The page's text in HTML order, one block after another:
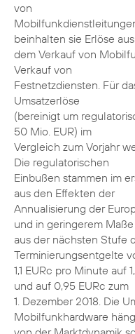
von
beinhalten sie Erlöse aus
dem Verkauf von
Verkauf von
Festnetzdiensten. Für
Umsatzerlöse
(bereinigt um
50 Mio. EUR) im
Vergleich zum Vorjahr
Die regulatorischen
Einbußen stammen im
aus den Effekten der
Annualisierung der
und in geringerem Maße
aus der nächsten Stufe
Terminierungsentgelte
1,1 EURc pro Minute auf
und auf 0,95 EURc zum
1. Dezember 2018. Die
Mobilfunkhardware